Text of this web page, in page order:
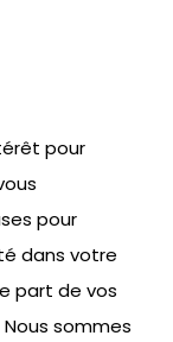
pour
pour
dans votre
part de vos
sommes